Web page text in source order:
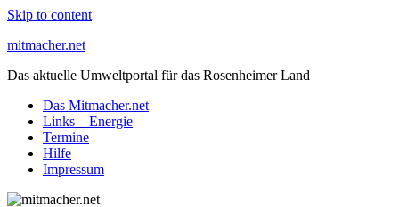
Skip to content
mitmacher.net
Das aktuelle Umweltportal für das Rosenheimer Land
Das Mitmacher.net
Links – Energie
Termine
Hilfe
Impressum